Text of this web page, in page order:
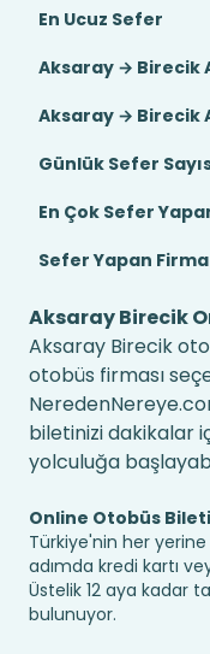
En Ucuz Sefer
Aksaray → Birecik
Aksaray → Birecik
Günlük Sefer
En Çok Sefer
Sefer Yapan Firma
Aksaray Birecik
Aksaray Birecik
otobüs firması
biletinizi dakikalar
yolculuğa
Online Otobüs
Türkiye'nin her
adımda kredi kartı
Üstelik 12 aya kadar
bulunuyor.